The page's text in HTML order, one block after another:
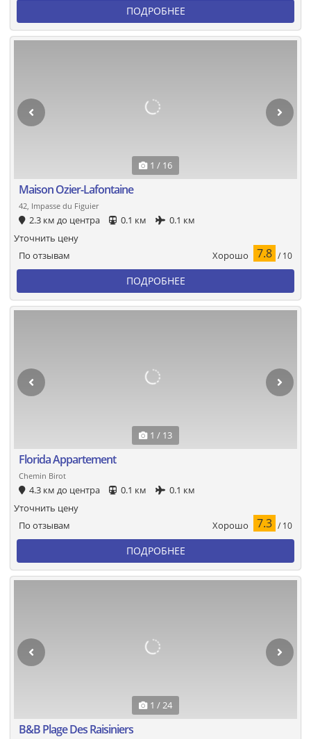
ПОДРОБНЕЕ
1 / 16
Maison Ozier-Lafontaine
42, Impasse du Figuier
2.3 км до центра 0.1 км 0.1 км
По отзывам Хорошо 7.8 / 10
Уточнить цену
ПОДРОБНЕЕ
1 / 13
Florida Appartement
Chemin Birot
4.3 км до центра 0.1 км 0.1 км
По отзывам Хорошо 7.3 / 10
Уточнить цену
ПОДРОБНЕЕ
1 / 24
B&B Plage Des Raisiniers